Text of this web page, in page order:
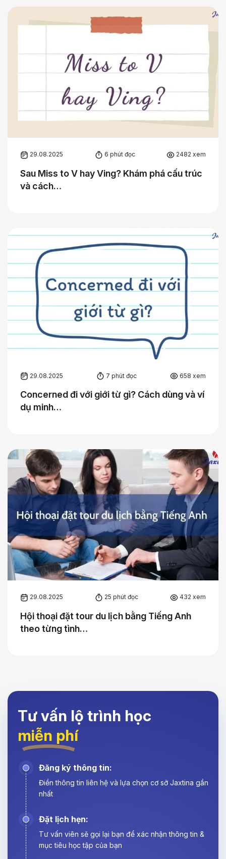
29.08.2025 6 phút đọc 2482 xem
Sau Miss to V hay Ving? Khám phá cấu trúc
và cách…
29.08.2025 7 phút đọc 658 xem
Concerned đi với giới từ gì? Cách dùng và ví
dụ minh…
29.08.2025 25 phút đọc 432 xem
Hội thoại đặt tour du lịch bằng Tiếng Anh
theo từng tình…
Tư vấn lộ trình học
miễn phí
Đăng ký thông tin:
Điền thông tin liên hệ và lựa chọn cơ sở Jaxtina gần
nhất
Đặt lịch hẹn:
Tư vấn viên sẽ gọi lại bạn để xác nhận thông tin &
mục tiêu học tập của bạn